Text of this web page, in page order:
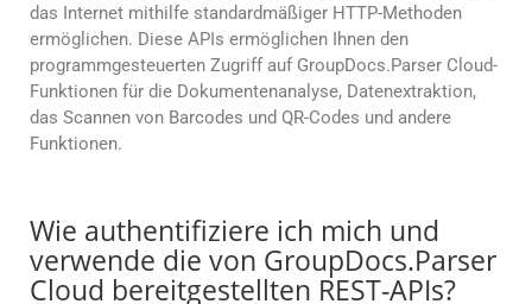
das Internet mithilfe standardmäßiger HTTP-Methoden
ermöglichen. Diese APIs ermöglichen Ihnen den
programmgesteuerten Zugriff auf GroupDocs.Parser Cloud-
Funktionen für die Dokumentenanalyse, Datenextraktion,
das Scannen von Barcodes und QR-Codes und andere
Funktionen.
Wie authentifiziere ich mich und
verwende die von GroupDocs.Parser
Cloud bereitgestellten REST-APIs?